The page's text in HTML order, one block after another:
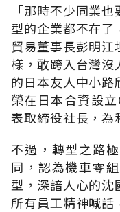
「那時不少同業
型的企業都不在
貿易董事長彭明
樣，敢跨入台灣
的日本友人中小
榮在日本合資設
表取締役社長，為
不過，轉型之路
同，認為機車零
型，深諳人心的
所有員工精神喊話